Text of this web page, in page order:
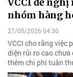
nhóm hàng
27/05/2026 04:30
VCCI cho rằng việc
diện rủi ro cao chưa
thêm chi phí tuân